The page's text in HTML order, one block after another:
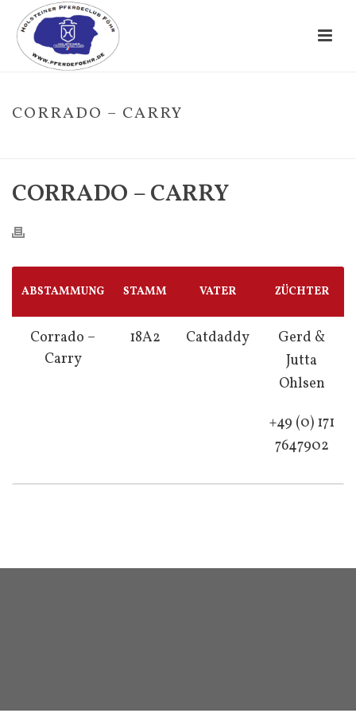
CORRADO – CARRY
CORRADO – CARRY
ABSTAMMUNG STAMM VATER ZÜCHTER
Corrado –
Carry
18A2 Catdaddy
Gerd &
Jutta
Ohlsen
+49 (0) 171
7647902